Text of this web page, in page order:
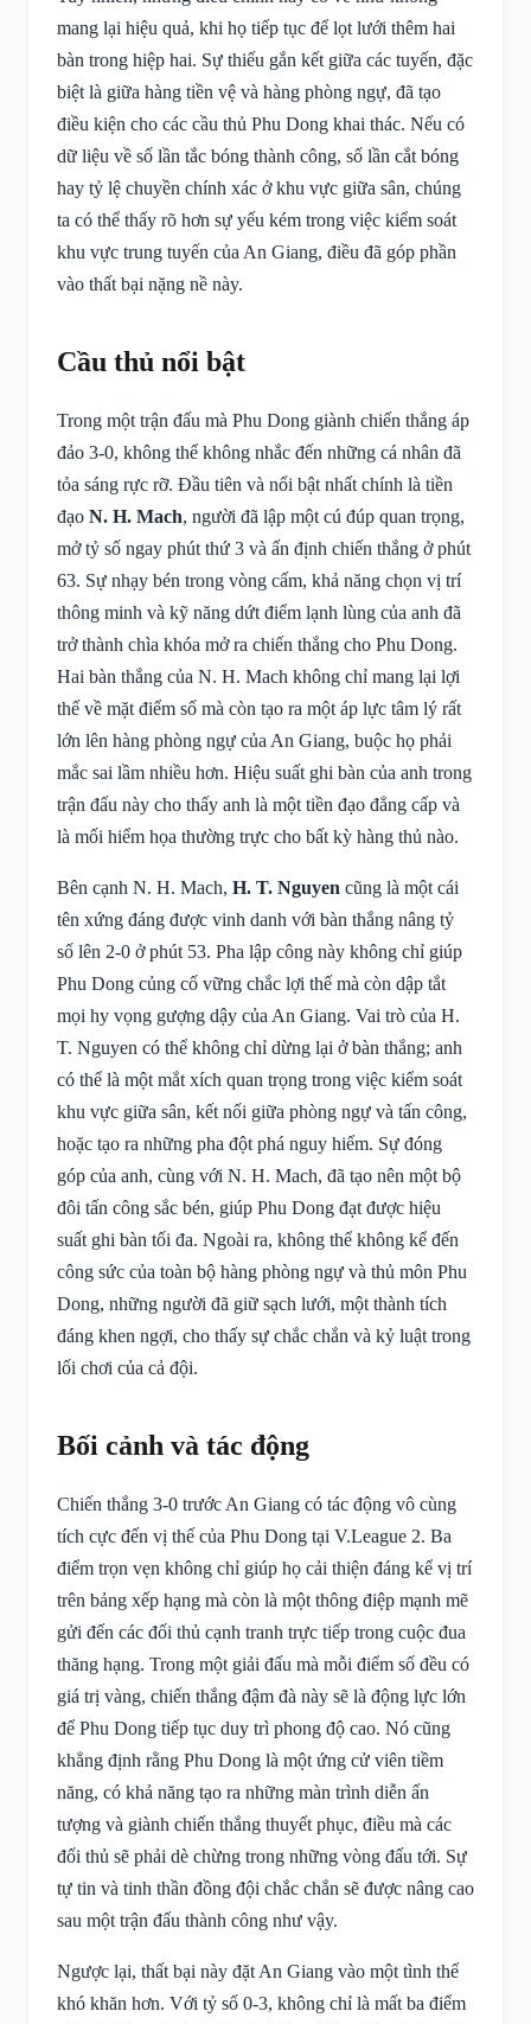
mang lại hiệu quả, khi họ tiếp tục để lọt lưới thêm hai
bàn trong hiệp hai. Sự thiếu gắn kết giữa các tuyến, đặc
biệt là giữa hàng tiền vệ và hàng phòng ngự, đã tạo
điều kiện cho các cầu thủ Phu Dong khai thác. Nếu có
dữ liệu về số lần tắc bóng thành công, số lần cắt bóng
hay tỷ lệ chuyền chính xác ở khu vực giữa sân, chúng
ta có thể thấy rõ hơn sự yếu kém trong việc kiểm soát
khu vực trung tuyến của An Giang, điều đã góp phần
vào thất bại nặng nề này.
Cầu thủ nổi bật
Trong một trận đấu mà Phu Dong giành chiến thắng áp
đảo 3-0, không thể không nhắc đến những cá nhân đã
tỏa sáng rực rỡ. Đầu tiên và nổi bật nhất chính là tiền
đạo N. H. Mach, người đã lập một cú đúp quan trọng,
mở tỷ số ngay phút thứ 3 và ấn định chiến thắng ở phút
63. Sự nhạy bén trong vòng cấm, khả năng chọn vị trí
thông minh và kỹ năng dứt điểm lạnh lùng của anh đã
trở thành chìa khóa mở ra chiến thắng cho Phu Dong.
Hai bàn thắng của N. H. Mach không chỉ mang lại lợi
thế về mặt điểm số mà còn tạo ra một áp lực tâm lý rất
lớn lên hàng phòng ngự của An Giang, buộc họ phải
mắc sai lầm nhiều hơn. Hiệu suất ghi bàn của anh trong
trận đấu này cho thấy anh là một tiền đạo đẳng cấp và
là mối hiểm họa thường trực cho bất kỳ hàng thủ nào.
Bên cạnh N. H. Mach, H. T. Nguyen cũng là một cái
tên xứng đáng được vinh danh với bàn thắng nâng tỷ
số lên 2-0 ở phút 53. Pha lập công này không chỉ giúp
Phu Dong củng cố vững chắc lợi thế mà còn dập tắt
mọi hy vọng gượng dậy của An Giang. Vai trò của H.
T. Nguyen có thể không chỉ dừng lại ở bàn thắng; anh
có thể là một mắt xích quan trọng trong việc kiểm soát
khu vực giữa sân, kết nối giữa phòng ngự và tấn công,
hoặc tạo ra những pha đột phá nguy hiểm. Sự đóng
góp của anh, cùng với N. H. Mach, đã tạo nên một bộ
đôi tấn công sắc bén, giúp Phu Dong đạt được hiệu
suất ghi bàn tối đa. Ngoài ra, không thể không kể đến
công sức của toàn bộ hàng phòng ngự và thủ môn Phu
Dong, những người đã giữ sạch lưới, một thành tích
đáng khen ngợi, cho thấy sự chắc chắn và kỷ luật trong
lối chơi của cả đội.
Bối cảnh và tác động
Chiến thắng 3-0 trước An Giang có tác động vô cùng
tích cực đến vị thế của Phu Dong tại V.League 2. Ba
điểm trọn vẹn không chỉ giúp họ cải thiện đáng kể vị trí
trên bảng xếp hạng mà còn là một thông điệp mạnh mẽ
gửi đến các đối thủ cạnh tranh trực tiếp trong cuộc đua
thăng hạng. Trong một giải đấu mà mỗi điểm số đều có
giá trị vàng, chiến thắng đậm đà này sẽ là động lực lớn
để Phu Dong tiếp tục duy trì phong độ cao. Nó cũng
khẳng định rằng Phu Dong là một ứng cử viên tiềm
năng, có khả năng tạo ra những màn trình diễn ấn
tượng và giành chiến thắng thuyết phục, điều mà các
đối thủ sẽ phải dè chừng trong những vòng đấu tới. Sự
tự tin và tinh thần đồng đội chắc chắn sẽ được nâng cao
sau một trận đấu thành công như vậy.
Ngược lại, thất bại này đặt An Giang vào một tình thế
khó khăn hơn. Với tỷ số 0-3, không chỉ là mất ba điểm